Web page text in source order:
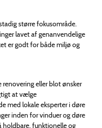
større fokusområde.
lavet af genanvendelige
er godt for både miljø og
eller blot ønsker
at vælge
med lokale eksperter i døre
inden for vinduer og døre
holdbare, funktionelle og